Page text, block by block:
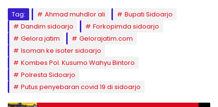
Tag: Ahmad muhdlor ali
Bupati Sidoarjo
Dandim sidoarjo
Forkopimda sidoarjo
Gelora jatim
Gelorajatim.com
Isoman ke isoter sidoarjo
Kombes Pol. Kusumo Wahyu Bintoro
Polresta Sidoarjo
Putus penyebaran covid 19 di sidoarjo